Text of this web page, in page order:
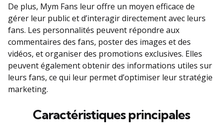
De plus, Mym Fans leur offre un moyen efficace de
gérer leur public et d’interagir directement avec leurs
fans. Les personnalités peuvent répondre aux
commentaires des fans, poster des images et des
vidéos, et organiser des promotions exclusives. Elles
peuvent également obtenir des informations utiles sur
leurs fans, ce qui leur permet d’optimiser leur stratégie
marketing.
Caractéristiques principales